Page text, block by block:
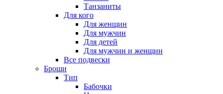
Танзаниты
Для кого
Для женщин
Для мужчин
Для детей
Для мужчин и женщин
Все подвески
Броши
Тип
Бабочки